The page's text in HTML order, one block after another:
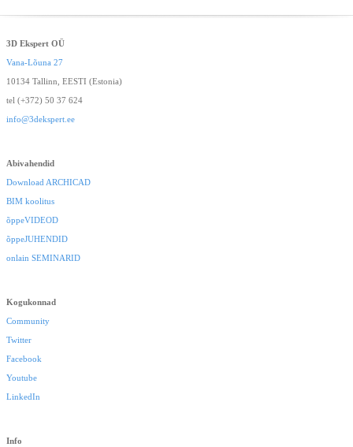
3D Ekspert OÜ
Vana-Lõuna 27
10134 Tallinn, EESTI (Estonia)
tel (+372) 50 37 624
info@3dekspert.ee
Abivahendid
Download ARCHICAD
BIM koolitus
õppeVIDEOD
õppeJUHENDID
onlain SEMINARID
Kogukonnad
Community
Twitter
Facebook
Youtube
LinkedIn
Info